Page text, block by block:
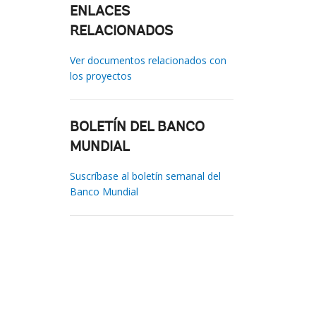
ENLACES
RELACIONADOS
Ver documentos relacionados con
los proyectos
BOLETÍN DEL BANCO
MUNDIAL
Suscríbase al boletín semanal del
Banco Mundial